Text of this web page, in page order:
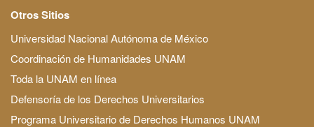
Otros Sitios
Universidad Nacional Autónoma de México
Coordinación de Humanidades UNAM
Toda la UNAM en línea
Defensoría de los Derechos Universitarios
Programa Universitario de Derechos Humanos UNAM